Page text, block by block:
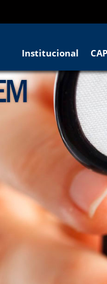
Institucional CAP